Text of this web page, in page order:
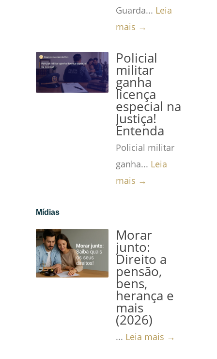
Guarda... Leia
mais →
Policial
militar
ganha
licença
especial na
Justiça!
Entenda
Policial militar
ganha... Leia
mais →
Mídias
Morar
junto:
Direito a
pensão,
bens,
herança e
mais
(2026)
... Leia mais →